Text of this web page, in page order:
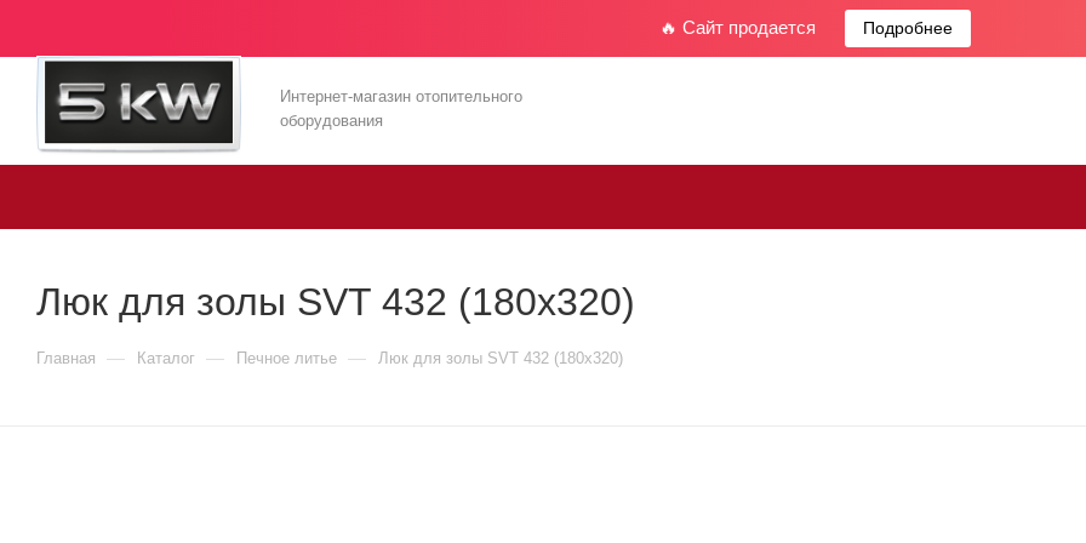
🔥 Сайт продается Подробнее
Интернет-магазин отопительного
оборудования
Люк для золы SVT 432 (180x320)
Главная — Каталог — Печное литье — Люк для золы SVT 432 (180x320)